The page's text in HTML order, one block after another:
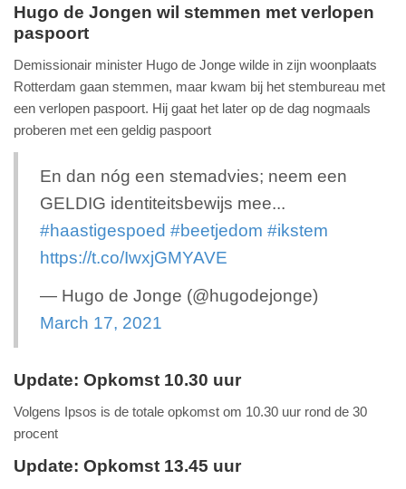
Hugo de Jongen wil stemmen met verlopen
paspoort
Demissionair minister Hugo de Jonge wilde in zijn woonplaats
Rotterdam gaan stemmen, maar kwam bij het stembureau met
een verlopen paspoort. Hij gaat het later op de dag nogmaals
proberen met een geldig paspoort
En dan nóg een stemadvies; neem een
GELDIG identiteitsbewijs mee...
#haastigespoed #beetjedom #ikstem
https://t.co/IwxjGMYAVE
— Hugo de Jonge (@hugodejonge)
March 17, 2021
Update: Opkomst 10.30 uur
Volgens Ipsos is de totale opkomst om 10.30 uur rond de 30
procent
Update: Opkomst 13.45 uur